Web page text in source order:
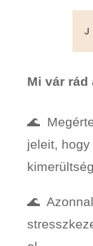
Mi vár rád
🌊
jeleit,
🌊